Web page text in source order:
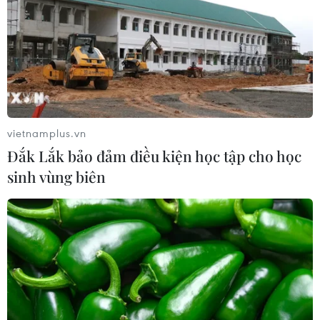
trí các chỉ huy tại mặt trận Ukraine
05/08/2026 15:26
Đâm dao ở trung tâm London, một
nữ nghi phạm bị bắt giữ
05/08/2026 15:07
Nhiều chuyến bay tại Đức chuyển
hướng do vật thể bay gần đường
băng
05/08/2026 10:54
Dự luật trừng phạt Nga của
vietnamplus.vn
Đắk Lắk bảo đảm điều kiện học tập cho học
sinh vùng biên